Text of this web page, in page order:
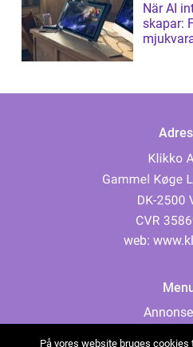
När AI
skapar:
web:
På vores website bruges